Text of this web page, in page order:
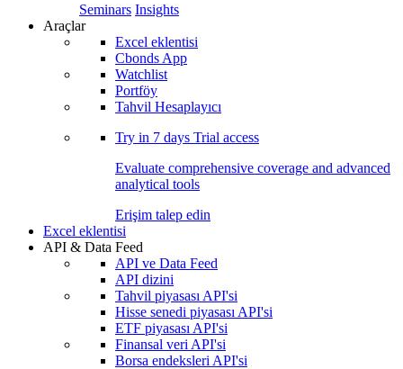
Seminars Insights
Araçlar
Excel eklentisi
Cbonds App
Watchlist
Portföy
Tahvil Hesaplayıcı
Try in 7 days Trial access
Evaluate comprehensive coverage and advanced
analytical tools
Erişim talep edin
Excel eklentisi
API & Data Feed
API ve Data Feed
API dizini
Tahvil piyasası API'si
Hisse senedi piyasası API'si
ETF piyasası API'si
Finansal veri API'si
Borsa endeksleri API'si